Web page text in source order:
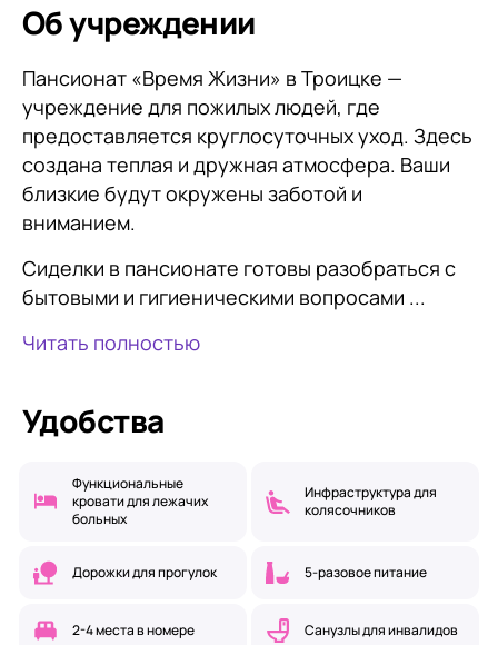
Об учреждении
Пансионат «Время Жизни» в Троицке —
учреждение для пожилых людей, где
предоставляется круглосуточных уход. Здесь
создана теплая и дружная атмосфера. Ваши
близкие будут окружены заботой и
вниманием.
Сиделки в пансионате готовы разобраться с
бытовыми и гигиеническими вопросами ...
Читать полностью
Удобства
Функциональные
кровати для лежачих
больных
Инфраструктура для
колясочников
Дорожки для прогулок 5-разовое питание
2-4 места в номере Санузлы для инвалидов